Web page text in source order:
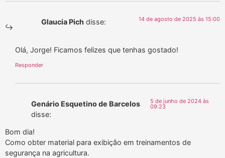
Glaucia Pich disse: 14 de agosto de 2025 às 15:00
Olá, Jorge! Ficamos felizes que tenhas gostado!
Responder
Genário Esquetino de Barcelos
disse:
5 de junho de 2024 às
09:23
Bom dia!
Como obter material para exibição em treinamentos de
segurança na agricultura.